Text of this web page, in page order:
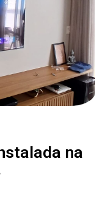
na